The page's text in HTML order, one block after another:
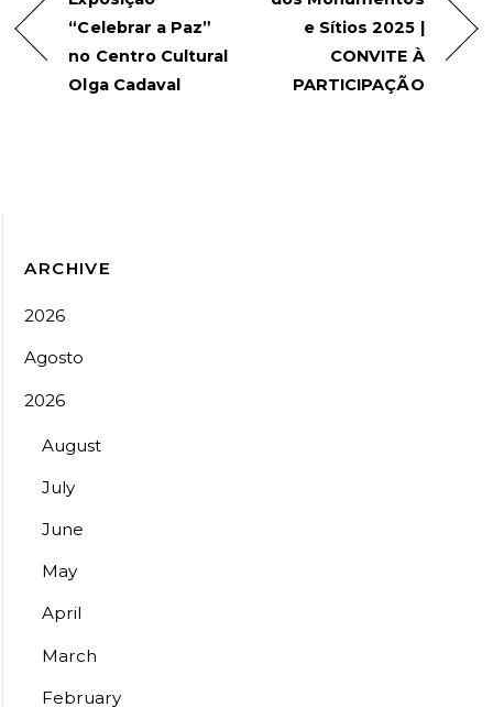
“Celebrar a Paz”
no Centro Cultural
Olga Cadaval
e Sítios 2025 |
CONVITE À
PARTICIPAÇÃO
ARCHIVE
2026
Agosto
2026
August
July
June
May
April
March
February